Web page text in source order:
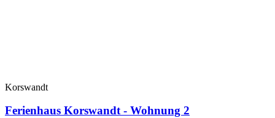
Korswandt
Ferienhaus Korswandt - Wohnung 2